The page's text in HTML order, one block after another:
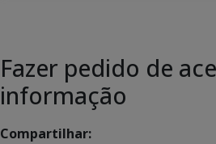
Fazer pedido de
informação
Compartilhar: